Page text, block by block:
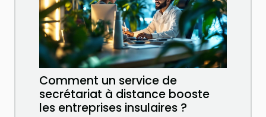
Comment un service de
secrétariat à distance booste
les entreprises insulaires ?